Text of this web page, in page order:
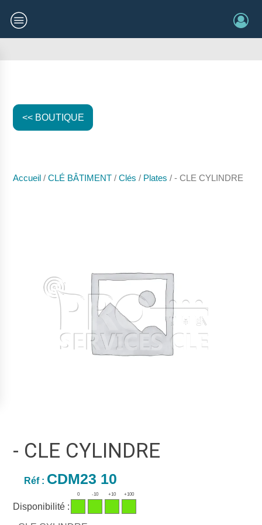
<< BOUTIQUE
Accueil /CLÉ BÂTIMENT /Clés / Plates / - CLE CYLINDRE
- CLE CYLINDRE
Réf : CDM23 10
Disponibilité :
0 -10 +10 +100